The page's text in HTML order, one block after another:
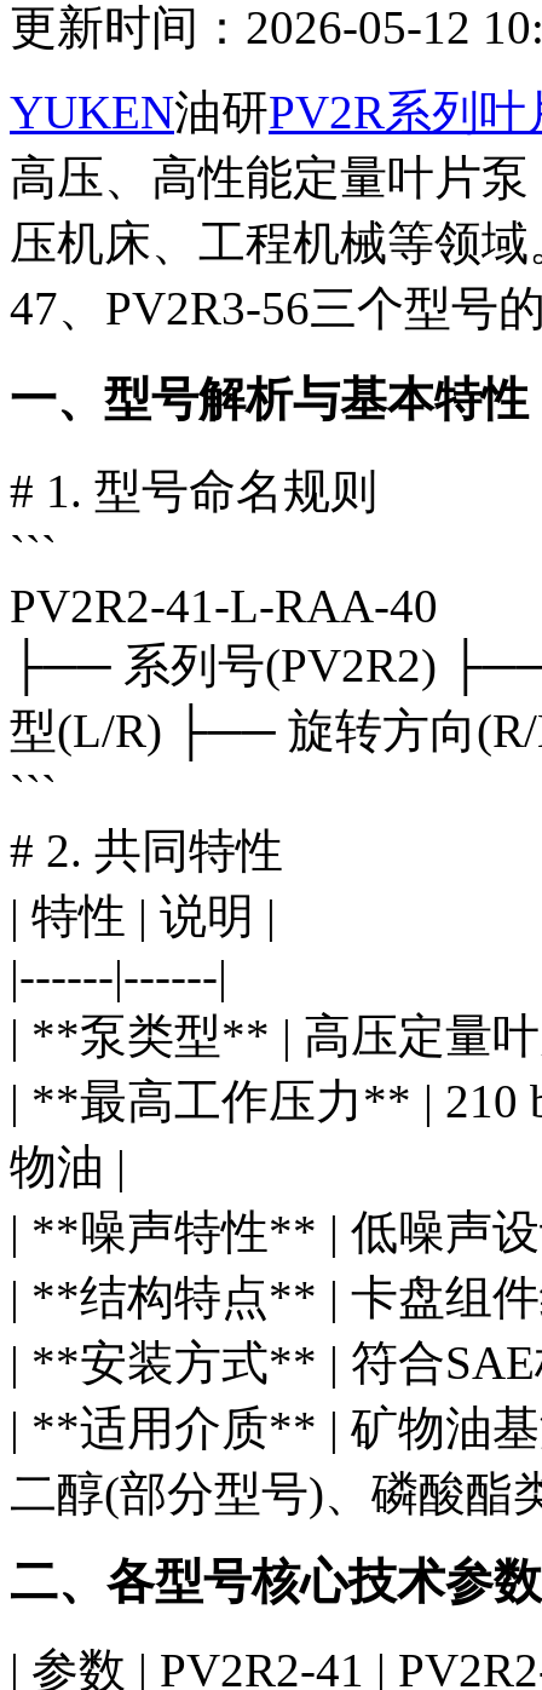
更新时间：2026-05-12
YUKEN油研PV2R系列叶
高压、高性能定量叶片
压机床、工程机械等领
47、PV2R3-56三个型号
一、型号解析与基本特性
# 1. 型号命名规则
```
PV2R2-41-L-RAA-40
├── 系列号(PV2R2)
型(L/R) ├── 旋转方向
```
# 2. 共同特性
| 特性 | 说明 |
|------|------|
| **泵类型** | 高压定量
| **最高工作压力** | 210
物油 |
| **噪声特性** | 低噪声
| **结构特点** | 卡盘组
| **安装方式** | 符合
| **适用介质** | 矿物油
二醇(部分型号)、磷酸酯
二、各型号核心技术参数
| 参数 | PV2R2-41 |